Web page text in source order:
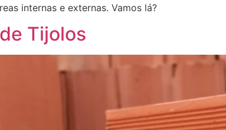
internas e externas. Vamos lá?
Tijolos